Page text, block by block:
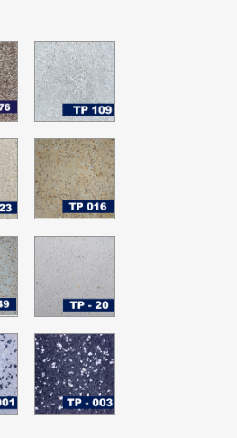
TP-
076
Terrazo
Gris
Bruma
TP-
109
Terrazo
Gris
Plata
TP-
023
Whisper
White
TP-
016
Terrazo
Amarillo
-
Grano
TP-
049
Terrazo
Crema
Canela
-
Grano
01
TP-
001-
Grano
01
TP-
003
-
NEGRO
GALAXIA